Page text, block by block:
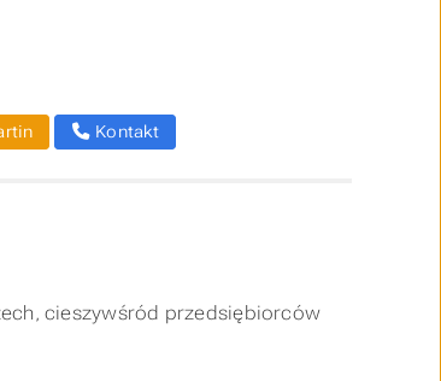
Kontakt
cieszywśród przedsiębiorców